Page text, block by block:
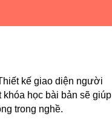
kế giao diện người
học bài bản sẽ giúp
trong nghề.